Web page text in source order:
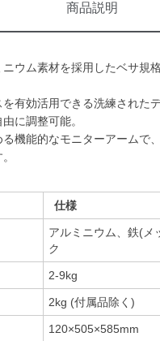
商品説明
ウム素材を採用したベサ規
有効活用できる洗練された
に調整可能。
機能的なモニターアームで
仕様
アルミニウム、鉄(メ
ク
2-9kg
2kg (付属品除く)
120×505×585mm